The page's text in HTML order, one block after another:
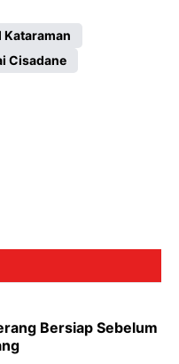
Kataraman
Cisadane
Bersiap Sebelum